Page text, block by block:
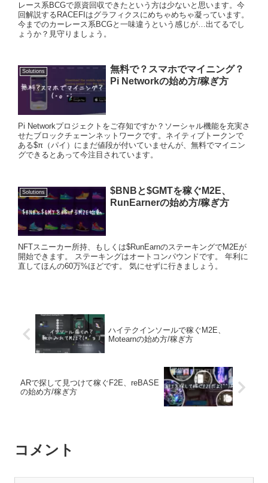
レース系BCGで原資回収できたという方は少ないと思います。今
回解説するRACEFIはグラフィクスにめちゃめちゃ凝っています。
今までのカーレース系BCGと一味違うという感じが…出てるでし
ょうか？見守りましょう。
Solutions
無料で？スマホでマイニング？
Pi Networkの始め方/稼ぎ方
Pi Networkプロジェクトをご存知ですか？ソーシャル機能を充実さ
せたブロックチェーンネットワークです。ネイティブトークンで
ある$π（パイ）にまだ値段が付いていませんが、無料でマイニン
グできるとあって今注目されています。
Solutions
$BNBと$GMTを稼ぐM2E、
RunEarnerの始め方/稼ぎ方
NFTスニーカー所持、もしくは$RunEarnのステーキングでM2Eが
開始できます。 ステーキングはオートコンパウンドです。 年利に
直してほんの60万%ほどです。 気にせずに行きましょう。
ハイテクインソールで稼ぐM2E、
Motearnの始め方/稼ぎ方
ARで探して見つけて稼ぐF2E、reBASE
の始め方/稼ぎ方
コメント